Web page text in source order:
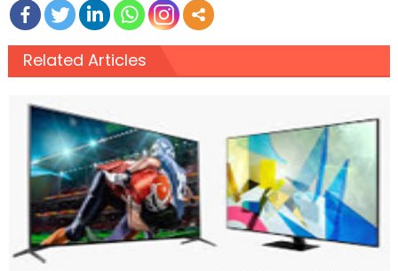
Related Articles